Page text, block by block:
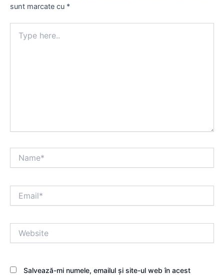
sunt marcate cu *
here..
Salvează-mi numele, emailul și site-ul web în acest